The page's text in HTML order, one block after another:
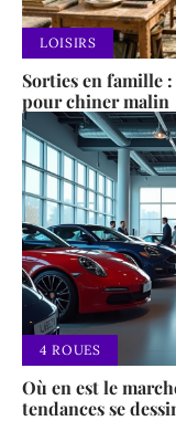
LOISIRS
Sorties en famille
pour chiner malin
4 ROUES
Où en est le
tendances se